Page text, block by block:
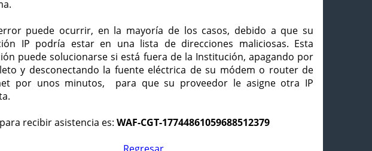
puede ocurrir, en la mayoría de los casos, debido a que su
IP podría estar en una lista de direcciones maliciosas. Esta
puede solucionarse si está fuera de la Institución, apagando por
y desconectando la fuente eléctrica de su módem o router de
por unos minutos, para que su proveedor le asigne otra IP
recibir asistencia es: WAF-CGT-17744861059688512379